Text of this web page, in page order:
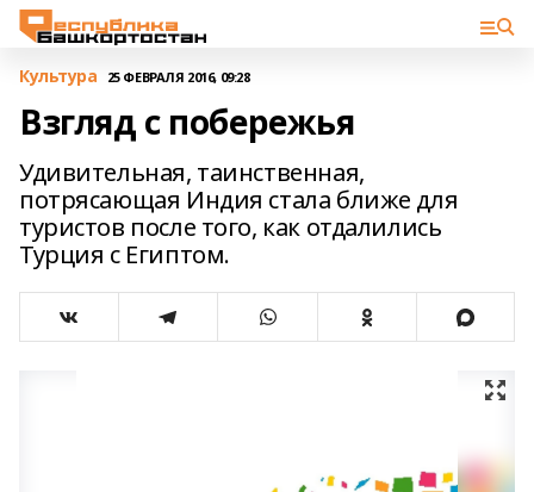
Культура 25 ФЕВРАЛЯ 2016, 09:28
Взгляд с побережья
Удивительная, таинственная,
потрясающая Индия стала ближе для
туристов после того, как отдалились
Турция с Египтом.